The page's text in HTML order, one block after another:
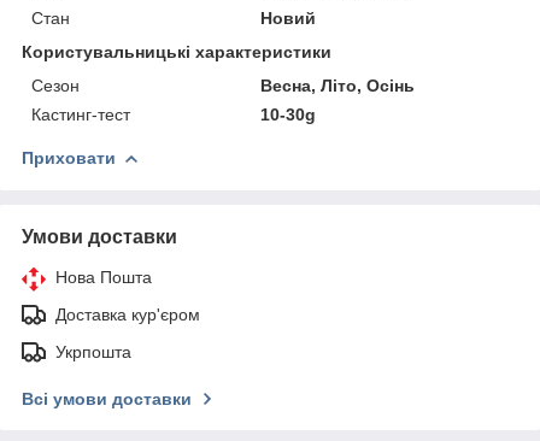
Стан
Новий
Користувальницькі характеристики
Сезон
Весна, Літо, Осінь
Кастинг-тест
10-30g
Приховати
Умови доставки
Нова Пошта
Доставка кур'єром
Укрпошта
Всі умови доставки